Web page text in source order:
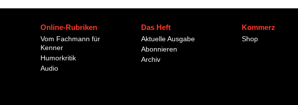
Online-Rubriken
Vom Fachmann für
Kenner
Humorkritik
Audio
Das Heft
Aktuelle Ausgabe
Abonnieren
Archiv
Kommerz
Shop